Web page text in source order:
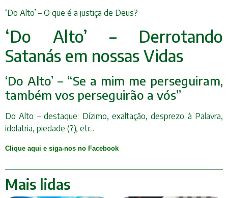
‘Do Alto’ – O que é a justiça de Deus?
‘Do Alto’ – Derrotando
Satanás em nossas Vidas
‘Do Alto’ – “Se a mim me perseguiram,
também vos perseguirão a vós”
Do Alto – destaque: Dízimo, exaltação, desprezo à Palavra,
idolatria, piedade (?), etc..
Clique aqui e siga-nos no Facebook
Mais lidas